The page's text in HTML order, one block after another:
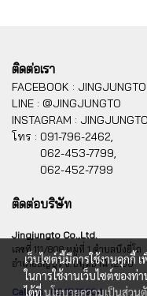
ติดต่อเรา
FACEBOOK : JINGJUNGTO
LINE : @JINGJUNGTO
INSTAGRAM : JINGJUNGTO
โทร : 091-796-2462,
062-453-7799,
062-452-7799
ติดต่อบริษัท
Jingjungto Co.,Ltd.
เลขที่ 111/808 หมู่ที่ 1 ตำบลบึงยี่โถ
อำเภอธัญบุรี จ.ปทุมธานี 12130
Call Us : 02 1569204
เว็บไซต์นี้มีการใช้งานคุกกี้
ในการใช้งานเว็บไซต์ของท่
ได้ที่นโยบายความเป็นส่วน